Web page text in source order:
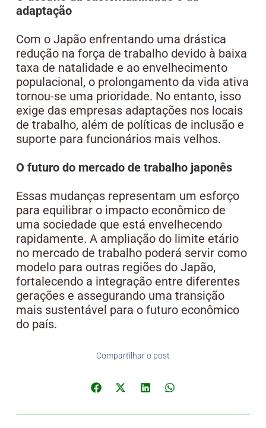
adaptação
Com o Japão enfrentando uma drástica
redução na força de trabalho devido à baixa
taxa de natalidade e ao envelhecimento
populacional, o prolongamento da vida ativa
tornou-se uma prioridade. No entanto, isso
exige das empresas adaptações nos locais
de trabalho, além de políticas de inclusão e
suporte para funcionários mais velhos.
O futuro do mercado de trabalho japonês
Essas mudanças representam um esforço
para equilibrar o impacto econômico de
uma sociedade que está envelhecendo
rapidamente. A ampliação do limite etário
no mercado de trabalho poderá servir como
modelo para outras regiões do Japão,
fortalecendo a integração entre diferentes
gerações e assegurando uma transição
mais sustentável para o futuro econômico
do país.
Compartilhar o post